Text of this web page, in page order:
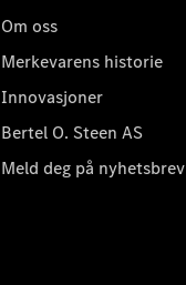
Om oss
Merkevarens historie
Innovasjoner
Bertel O. Steen AS
Meld deg på nyhetsbrev